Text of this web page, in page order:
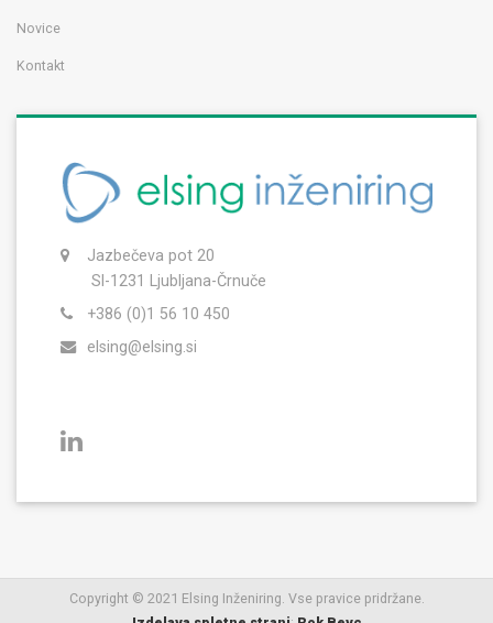
Novice
Kontakt
Jazbečeva pot 20
SI-1231 Ljubljana-Črnuče
+386 (0)1 56 10 450
elsing@elsing.si
Copyright © 2021 Elsing Inženiring. Vse pravice pridržane.